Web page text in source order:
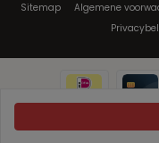
Sitemap Algemene